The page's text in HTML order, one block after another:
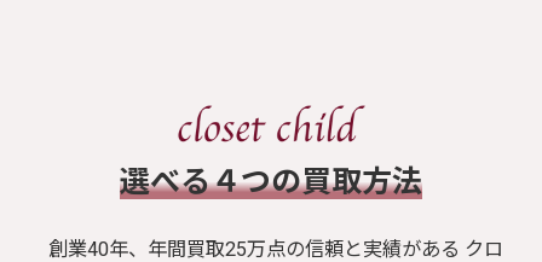
​選べる４つの買取方法
創業40年、年間買取25万点の信頼と実績がある クロ